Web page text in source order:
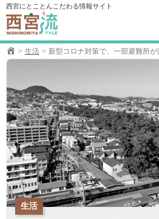
コ
ン
テ
ン
ツ
移
動
西宮にとことんこだわる情報サイト
生活 新型コロナ対策で、一部避難所が
生活